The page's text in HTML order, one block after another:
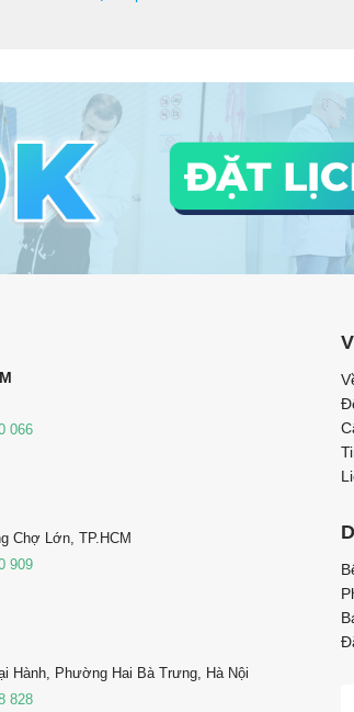
066
Chợ Lớn, TP.HCM
909
Hành, Phường Hai Bà Trưng, Hà Nội
828